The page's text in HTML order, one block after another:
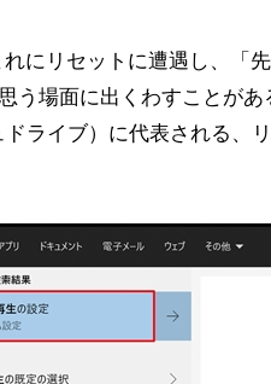
にリセットに遭遇し、「
う場面に出くわすことが
ライブ）に代表される、